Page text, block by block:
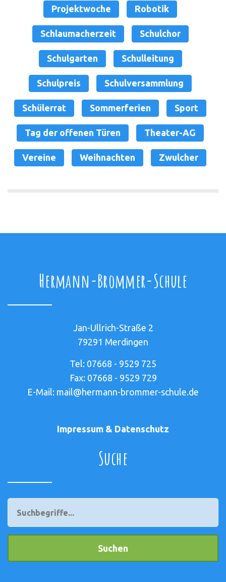
Projektwoche Robotik
Schlaumacherzeit Schulchor
Schulgarten Schulleitung
Schulpreis Schulversammlung
Schülerrat Sommerferien Sport
Tag der offenen Türen Theater-AG
Vereine Weihnachten Zwulcher
Hermann-Brommer-Schule
Jan-Ullrich-Straße 2
79291 Merdingen
Tel: 07668 - 9529 725
Fax: 07668 - 9529 729
E-Mail: mail@hermann-brommer-schule.de
Impressum & Datenschutz
Suche